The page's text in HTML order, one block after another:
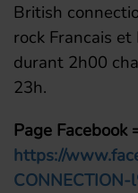
British
rock Francais
durant 2h00
23h.
Page Facebook
https://